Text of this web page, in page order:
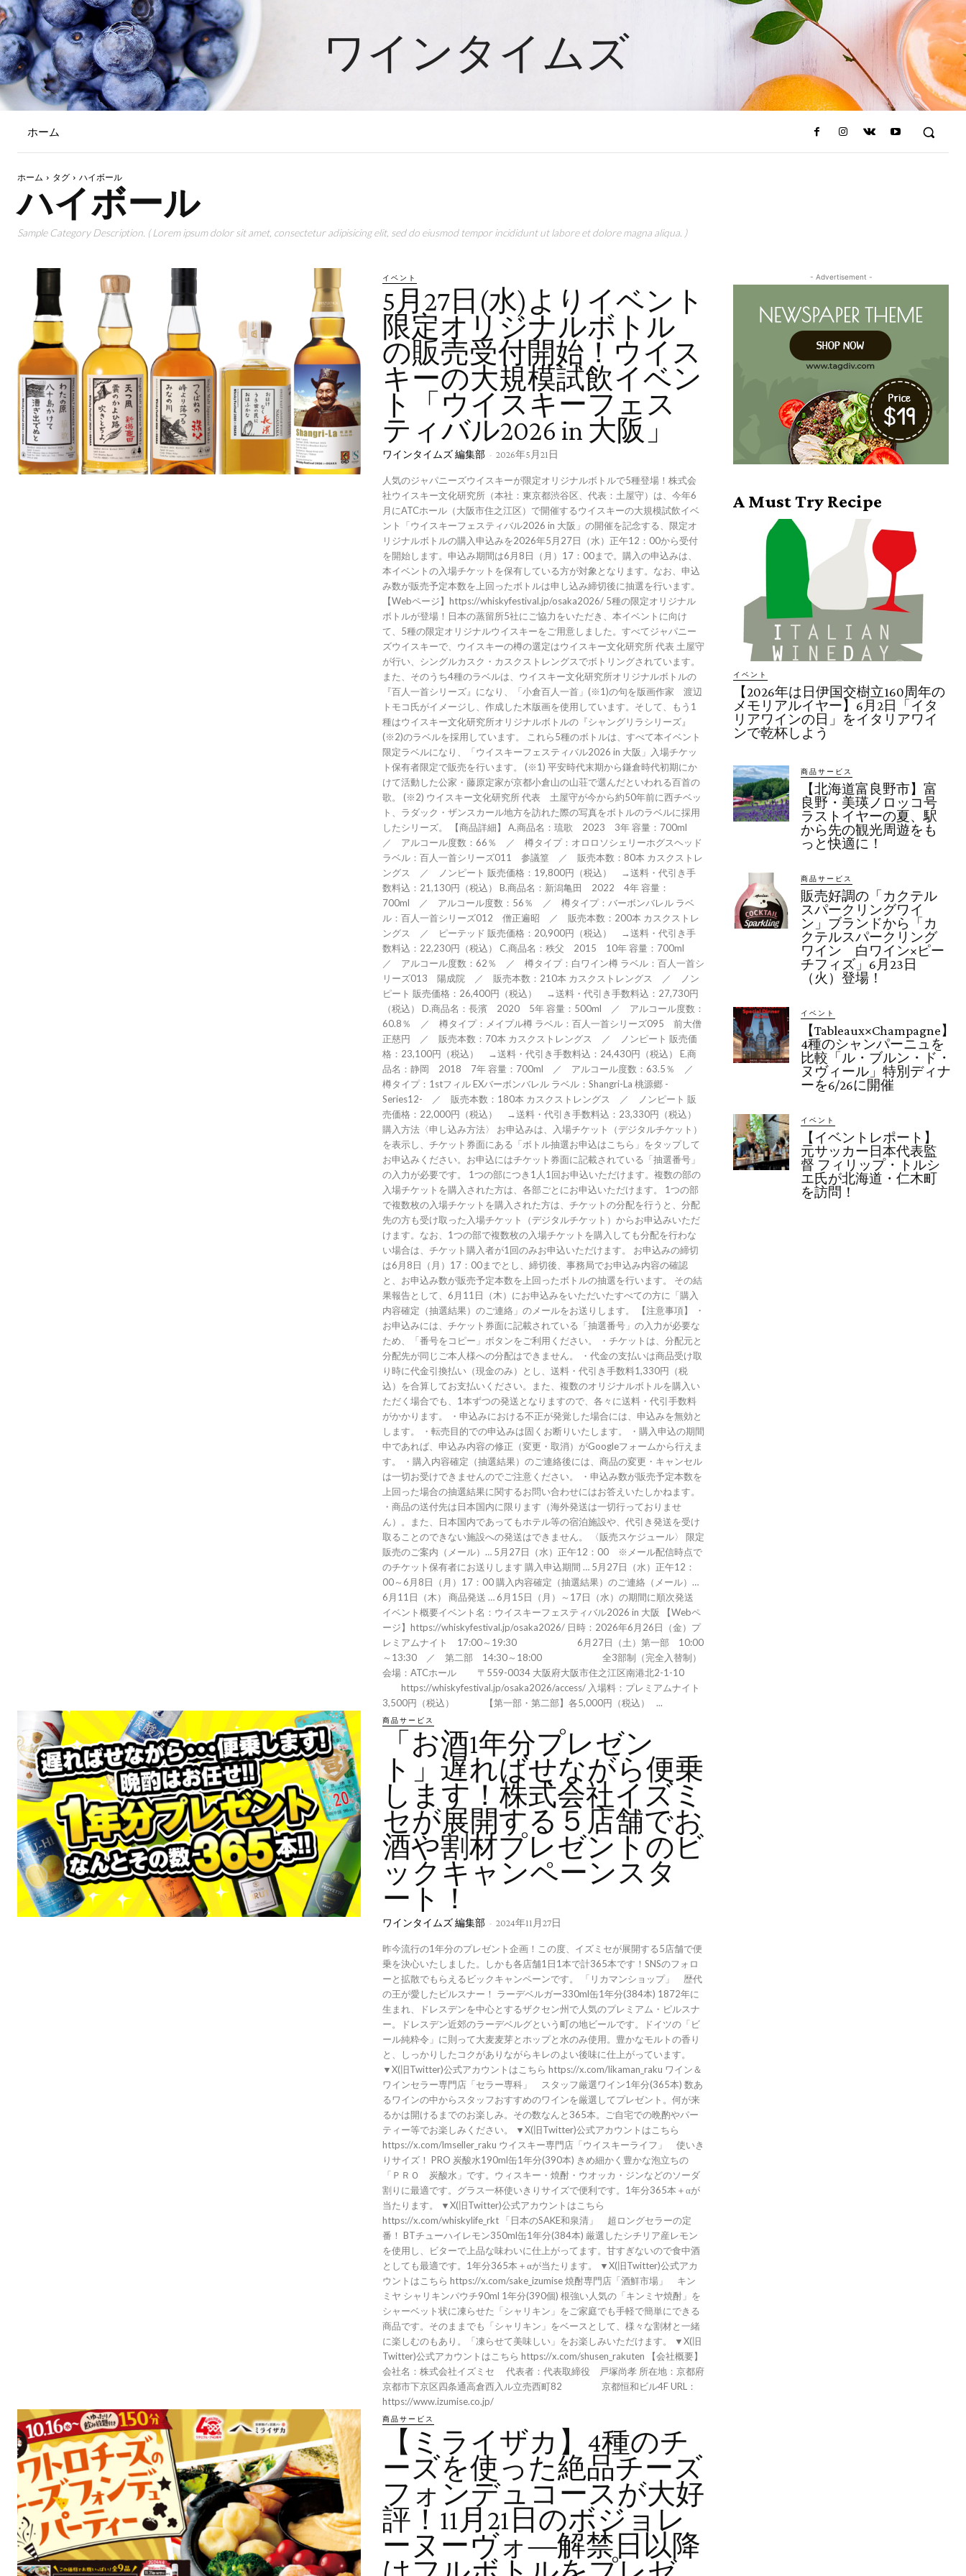
ワインタイムズ
ホーム
ホーム タグ ハイボール
ハイボール
Sample Category Description. ( Lorem ipsum dolor sit amet, consectetur adipisicing elit, sed do eiusmod tempor incididunt ut labore et dolore magna aliqua. )
イベント
5月27日(水)よりイベント
限定オリジナルボトル
の販売受付開始！ウイス
キーの大規模試飲イベン
ト「ウイスキーフェス
ティバル2026 in 大阪」
ワインタイムズ 編集部 - 2026年5月21日
人気のジャパニーズウイスキーが限定オリジナルボトルで5種登場！株式会
社ウイスキー文化研究所（本社：東京都渋谷区、代表：土屋守）は、今年6
月にATCホール（大阪市住之江区）で開催するウイスキーの大規模試飲イベ
ント「ウイスキーフェスティバル2026 in 大阪」の開催を記念する、限定オ
リジナルボトルの購入申込みを2026年5月27日（水）正午12：00から受付
を開始します。申込み期間は6月8日（月）17：00まで。購入の申込みは、
本イベントの入場チケットを保有している方が対象となります。なお、申込
み数が販売予定本数を上回ったボトルは申し込み締切後に抽選を行います。
【Webページ】https://whiskyfestival.jp/osaka2026/ 5種の限定オリジナル
ボトルが登場！日本の蒸留所5社にご協力をいただき、本イベントに向け
て、5種の限定オリジナルウイスキーをご用意しました。すべてジャパニー
ズウイスキーで、ウイスキーの樽の選定はウイスキー文化研究所 代表 土屋守
が行い、シングルカスク・カスクストレングスでボトリングされています。
また、そのうち4種のラベルは、ウイスキー文化研究所オリジナルボトルの
『百人一首シリーズ』になり、「小倉百人一首」(※1)の句を版画作家 渡辺
トモコ氏がイメージし、作成した木版画を使用しています。そして、もう1
種はウイスキー文化研究所オリジナルボトルの『シャングリラシリーズ』
(※2)のラベルを採用しています。 これら5種のボトルは、すべて本イベント
限定ラベルになり、「ウイスキーフェスティバル2026 in 大阪」入場チケッ
ト保有者限定で販売を行います。 (※1) 平安時代末期から鎌倉時代初期にか
けて活動した公家・藤原定家が京都小倉山の山荘で選んだといわれる百首の
歌。 (※2) ウイスキー文化研究所 代表 土屋守が今から約50年前に西チベッ
ト、ラダック・ザンスカール地方を訪れた際の写真をボトルのラベルに採用
したシリーズ。 【商品詳細】 A.商品名：琉歌 2023 3年 容量：700ml
／ アルコール度数：66％ ／ 樽タイプ：オロロソシェリーホグスヘッド
ラベル：百人一首シリーズ011 参議篁 ／ 販売本数：80本 カスクストレ
ングス ／ ノンピート 販売価格：19,800円（税込） →送料・代引き手
数料込：21,130円（税込） B.商品名：新潟亀田 2022 4年 容量：
700ml ／ アルコール度数：56％ ／ 樽タイプ：バーボンバレル ラベ
ル：百人一首シリーズ012 僧正遍昭 ／ 販売本数：200本 カスクストレ
ングス ／ ピーテッド 販売価格：20,900円（税込） →送料・代引き手
数料込：22,230円（税込） C.商品名：秩父 2015 10年 容量：700ml
／ アルコール度数：62％ ／ 樽タイプ：白ワイン樽 ラベル：百人一首シ
リーズ013 陽成院 ／ 販売本数：210本 カスクストレングス ／ ノン
ピート 販売価格：26,400円（税込） →送料・代引き手数料込：27,730円
（税込） D.商品名：長濱 2020 5年 容量：500ml ／ アルコール度数：
60.8％ ／ 樽タイプ：メイプル樽 ラベル：百人一首シリーズ095 前大僧
正慈円 ／ 販売本数：70本 カスクストレングス ／ ノンピート 販売価
格：23,100円（税込） →送料・代引き手数料込：24,430円（税込） E.商
品名：静岡 2018 7年 容量：700ml ／ アルコール度数：63.5％ ／
樽タイプ：1stフィル EXバーボンバレル ラベル：Shangri-La 桃源郷 -
Series12- ／ 販売本数：180本 カスクストレングス ／ ノンピート 販
売価格：22,000円（税込） →送料・代引き手数料込：23,330円（税込）
購入方法〈申し込み方法〉 お申込みは、入場チケット（デジタルチケット）
を表示し、チケット券面にある「ボトル抽選お申込はこちら」をタップして
お申込みください。お申込にはチケット券面に記載されている「抽選番号」
の入力が必要です。 1つの部につき1人1回お申込いただけます。複数の部の
入場チケットを購入された方は、各部ごとにお申込いただけます。 1つの部
で複数枚の入場チケットを購入された方は、チケットの分配を行うと、分配
先の方も受け取った入場チケット（デジタルチケット）からお申込みいただ
けます。なお、1つの部で複数枚の入場チケットを購入しても分配を行わな
い場合は、チケット購入者が1回のみお申込いただけます。 お申込みの締切
は6月8日（月）17：00までとし、締切後、事務局でお申込み内容の確認
と、お申込み数が販売予定本数を上回ったボトルの抽選を行います。 その結
果報告として、6月11日（木）にお申込みをいただいたすべての方に「購入
内容確定（抽選結果）のご連絡」のメールをお送りします。 【注意事項】 ・
お申込みには、チケット券面に記載されている「抽選番号」の入力が必要な
ため、「番号をコピー」ボタンをご利用ください。 ・チケットは、分配元と
分配先が同じご本人様への分配はできません。 ・代金の支払いは商品受け取
り時に代金引換払い（現金のみ）とし、送料・代引き手数料1,330円（税
込）を合算してお支払いください。また、複数のオリジナルボトルを購入い
ただく場合でも、1本ずつの発送となりますので、各々に送料・代引手数料
がかかります。 ・申込みにおける不正が発覚した場合には、申込みを無効と
します。 ・転売目的での申込みは固くお断りいたします。 ・購入申込の期間
中であれば、申込み内容の修正（変更・取消）がGoogleフォームから行えま
す。 ・購入内容確定（抽選結果）のご連絡後には、商品の変更・キャンセル
は一切お受けできませんのでご注意ください。 ・申込み数が販売予定本数を
上回った場合の抽選結果に関するお問い合わせにはお答えいたしかねます。
・商品の送付先は日本国内に限ります（海外発送は一切行っておりませ
ん）。また、日本国内であってもホテル等の宿泊施設や、代引き発送を受け
取ることのできない施設への発送はできません。 〈販売スケジュール〉 限定
販売のご案内（メール）… 5月27日（水）正午12：00 ※メール配信時点で
のチケット保有者にお送りします 購入申込期間 … 5月27日（水）正午12：
00～6月8日（月）17：00 購入内容確定（抽選結果）のご連絡（メール）…
6月11日（木） 商品発送 … 6月15日（月）～17日（水）の期間に順次発送
イベント概要イベント名：ウイスキーフェスティバル2026 in 大阪 【Webペ
ージ】https://whiskyfestival.jp/osaka2026/ 日時：2026年6月26日（金）プ
レミアムナイト 17:00～19:30 6月27日（土）第一部 10:00
～13:30 ／ 第二部 14:30～18:00 全3部制（完全入替制）
会場：ATCホール 〒559-0034 大阪府大阪市住之江区南港北2-1-10
https://whiskyfestival.jp/osaka2026/access/ 入場料：プレミアムナイト
3,500円（税込） 【第一部・第二部】各5,000円（税込） ...
商品サービス
「お酒1年分プレゼン
ト」遅ればせながら便乗
します！株式会社イズミ
セが展開する５店舗でお
酒や割材プレゼントのビ
ックキャンペーンスタ
ート！
ワインタイムズ 編集部 - 2024年11月27日
昨今流行の1年分のプレゼント企画！この度、イズミセが展開する5店舗で便
乗を決心いたしました。しかも各店舗1日1本で計365本です！SNSのフォロ
ーと拡散でもらえるビックキャンペーンです。 「リカマンショップ」 歴代
の王が愛したピルスナー！ ラーデベルガー330ml缶1年分(384本) 1872年に
生まれ、ドレスデンを中心とするザクセン州で人気のプレミアム・ピルスナ
ー。ドレスデン近郊のラーデベルグという町の地ビールです。ドイツの「ビ
ール純粋令」に則って大麦麦芽とホップと水のみ使用。豊かなモルトの香り
と、しっかりしたコクがありながらキレのよい後味に仕上がっています。
▼X(旧Twitter)公式アカウントはこちら https://x.com/likaman_raku ワイン＆
ワインセラー専門店「セラー専科」 スタッフ厳選ワイン1年分(365本) 数あ
るワインの中からスタッフおすすめのワインを厳選してプレゼント。何が来
るかは開けるまでのお楽しみ。その数なんと365本。ご自宅での晩酌やパー
ティー等でお楽しみください。 ▼X(旧Twitter)公式アカウントはこちら
https://x.com/lmseller_raku ウイスキー専門店「ウイスキーライフ」 使いき
りサイズ！ PRO 炭酸水190ml缶1年分(390本) きめ細かく豊かな泡立ちの
「ＰＲＯ 炭酸水」です。ウィスキー・焼酎・ウオッカ・ジンなどのソーダ
割りに最適です。グラス一杯使いきりサイズで便利です。1年分365本＋αが
当たります。 ▼X(旧Twitter)公式アカウントはこちら
https://x.com/whiskylife_rkt 「日本のSAKE和泉清」 超ロングセラーの定
番！ BTチューハイレモン350ml缶1年分(384本) 厳選したシチリア産レモン
を使用し、ビターで上品な味わいに仕上がってます。甘すぎないので食中酒
としても最適です。1年分365本＋αが当たります。 ▼X(旧Twitter)公式アカ
ウントはこちら https://x.com/sake_izumise 焼酎専門店「酒鮮市場」 キン
ミヤ シャリキンパウチ90ml 1年分(390個) 根強い人気の「キンミヤ焼酎」を
シャーベット状に凍らせた「シャリキン」をご家庭でも手軽で簡単にできる
商品です。そのままでも「シャリキン」をベースとして、様々な割材と一緒
に楽しむのもあり。「凍らせて美味しい」をお楽しみいただけます。 ▼X(旧
Twitter)公式アカウントはこちら https://x.com/shusen_rakuten 【会社概要】
会社名：株式会社イズミセ 代表者：代表取締役 戸塚尚孝 所在地：京都府
京都市下京区四条通高倉西入ル立売西町82 京都恒和ビル4F URL：
https://www.izumise.co.jp/
商品サービス
【ミライザカ】4種のチ
ーズを使った絶品チーズ
フォンデュコースが大好
評！11月21日のボジョレ
ーヌーヴォ―解禁日以降
- Advertisement -
A Must Try Recipe
イベント
【2026年は日伊国交樹立160周年の
メモリアルイヤー】6月2日「イタ
リアワインの日」をイタリアワイ
ンで乾杯しよう
商品サービス
【北海道富良野市】富
良野・美瑛ノロッコ号
ラストイヤーの夏、駅
から先の観光周遊をも
っと快適に！
商品サービス
販売好調の「カクテル
スパークリングワイ
ン」ブランドから「カ
クテルスパークリング
ワイン 白ワイン×ピー
チフィズ」6月23日
（火）登場！
イベント
【Tableaux×Champagne】
4種のシャンパーニュを
比較「ル・ブルン・ド・
ヌヴィール」特別ディナ
ーを6/26に開催
イベント
【イベントレポート】
元サッカー日本代表監
督 フィリップ・トルシ
エ氏が北海道・仁木町
を訪問！